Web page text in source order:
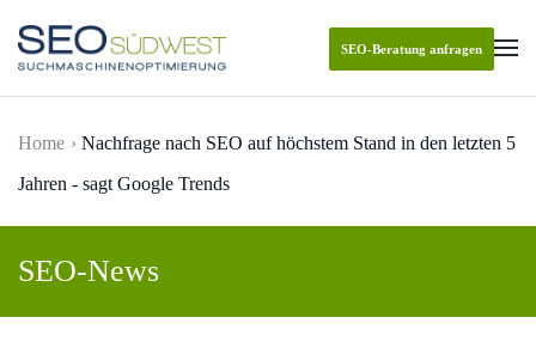
Skip to main content
SEO-Beratung anfragen
Home
Nachfrage nach SEO auf höchstem Stand in den letzten 5
Jahren - sagt Google Trends
SEO-News